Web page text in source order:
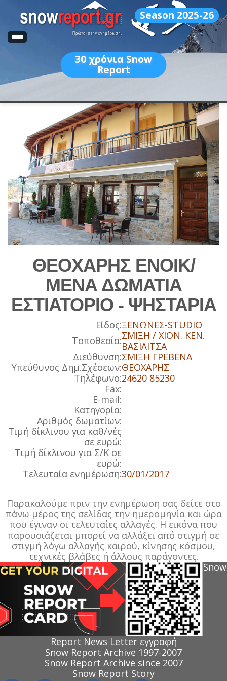
Season 2025-26
30 χρόνια Snow
Report
ΘΕΟΧΑΡΗΣ ΕΝΟΙΚ/
ΜΕΝΑ ΔΩΜΑΤΙΑ
ΕΣΤΙΑΤΟΡΙΟ - ΨΗΣΤΑΡΙΑ
Είδος:ΞΕΝΩΝΕΣ-STUDIO
Τοποθεσία:ΣΜΙΞΗ / ΧΙΟΝ. ΚΕΝ.
ΒΑΣΙΛΙΤΣΑ
Διεύθυνση:ΣΜΙΞΗ ΓΡΕΒΕΝΑ
Υπεύθυνος Δημ.Σχέσεων:ΘΕΟΧΑΡΗΣ
Τηλέφωνο:24620 85230
Fax:
E-mail:
Κατηγορία:
Αριθμός δωματίων:
Τιμή δίκλινου για καθ/νές
σε ευρώ:
Τιμή δίκλινου για Σ/Κ σε
ευρώ:
Τελευταία ενημέρωση:30/01/2017
Παρακαλούμε πριν την ενημέρωση σας δείτε στο
πάνω μέρος της σελίδας την ημερομηνία και ώρα
που έγιναν οι τελευταίες αλλαγές. Η εικόνα που
παρουσιάζεται μπορεί να αλλάξει από στιγμή σε
στιγμή λόγω αλλαγής καιρού, κίνησης κόσμου,
τεχνικές βλάβες ή άλλους παράγοντες.
Snow
Report News Letter εγγραφή
Snow Report Archive 1997-2007
Snow Report Archive since 2007
Snow Report Story